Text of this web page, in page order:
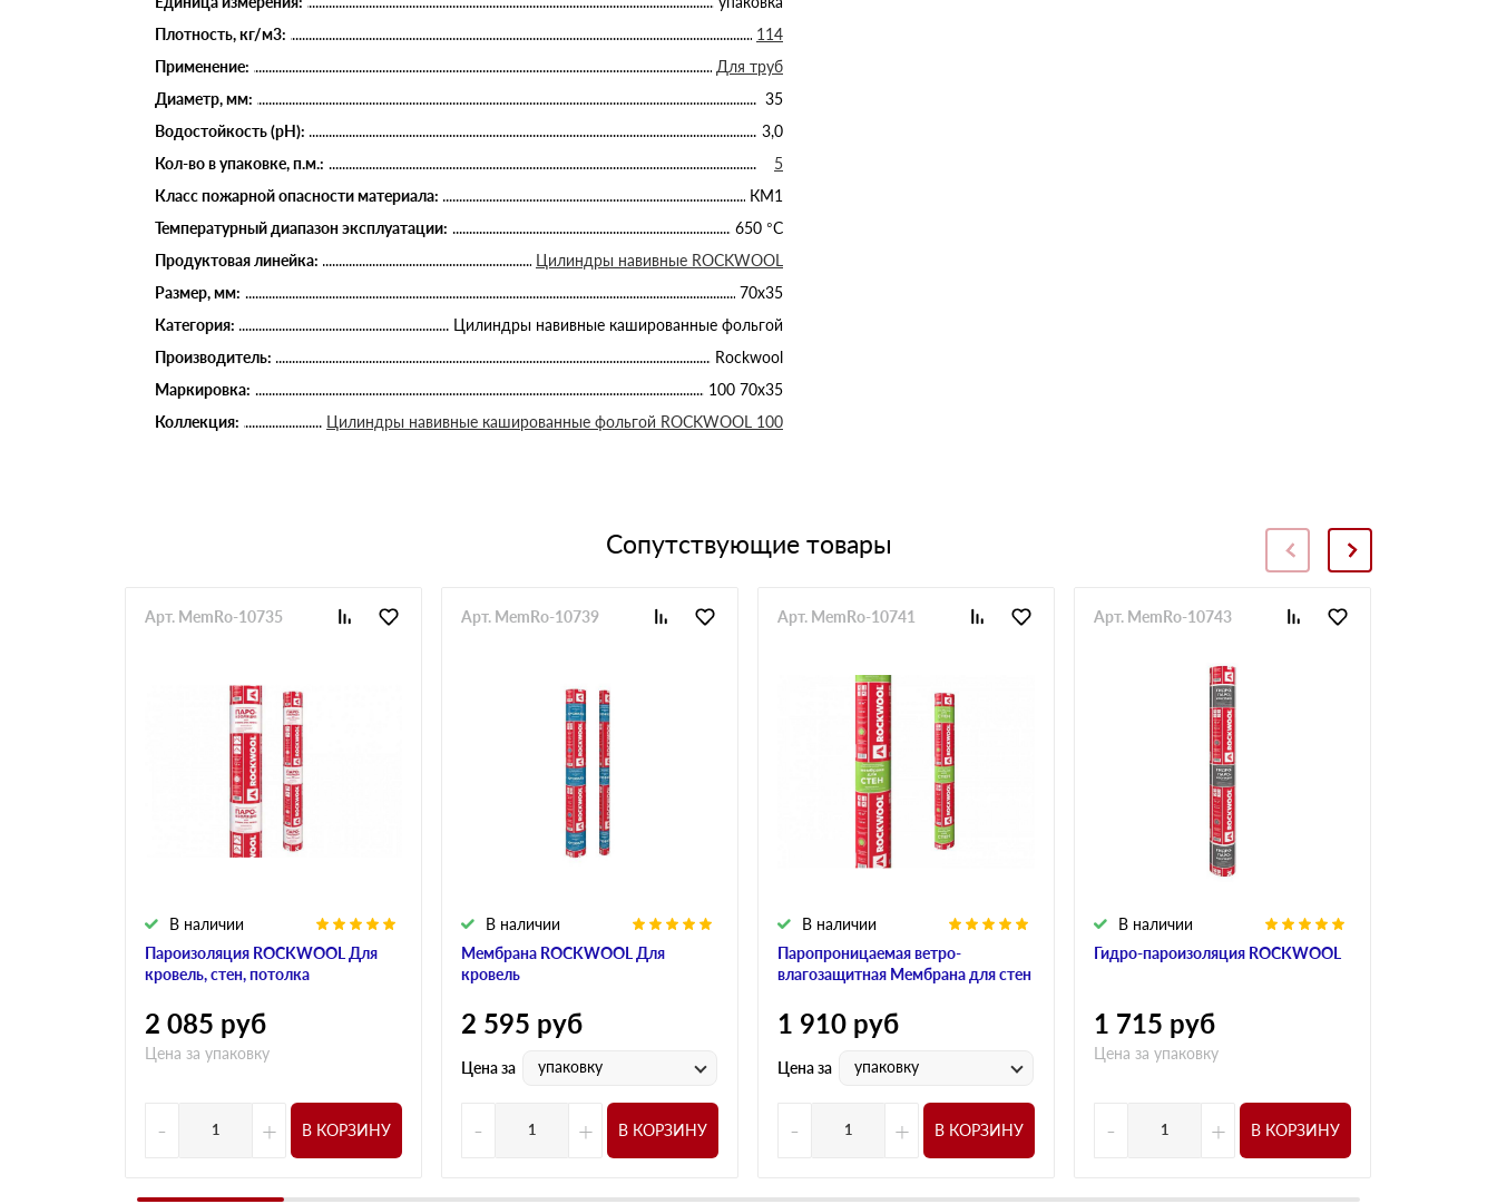
Плотность, кг/м3:
114
Применение:
Для труб
Диаметр, мм:
35
Водостойкость (рН):
3,0
Кол-во в упаковке, п.м.:
5
Класс пожарной опасности материала:
КМ1
Температурный диапазон эксплуатации:
650 °С
Продуктовая линейка:
Цилиндры навивные ROCKWOOL
Размер, мм:
70х35
Категория:
Цилиндры навивные кашированные фольгой
Производитель:
Rockwool
Маркировка:
100 70х35
Коллекция:
Цилиндры навивные кашированные фольгой ROCKWOOL 100
Сопутствующие товары
Пароизоляция ROCKWOOL Для
кровель, стен, потолка
В наличии
Арт. MemRo-10735
2 085 руб
Цена за упаковку
- + В КОРЗИНУ
Мембрана ROCKWOOL Для
кровель
В наличии
Арт. MemRo-10739
2 595 руб
Цена за упаковку
- + В КОРЗИНУ
Паропроницаемая ветро-
влагозащитная Мембрана для стен
В наличии
Арт. MemRo-10741
1 910 руб
Цена за упаковку
- + В КОРЗИНУ
Гидро-пароизоляция ROCKWOOL
В наличии
Арт. MemRo-10743
1 715 руб
Цена за упаковку
- + В КОРЗИНУ